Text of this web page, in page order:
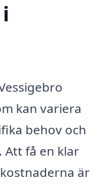
kan variera
behov och
få en klar
är